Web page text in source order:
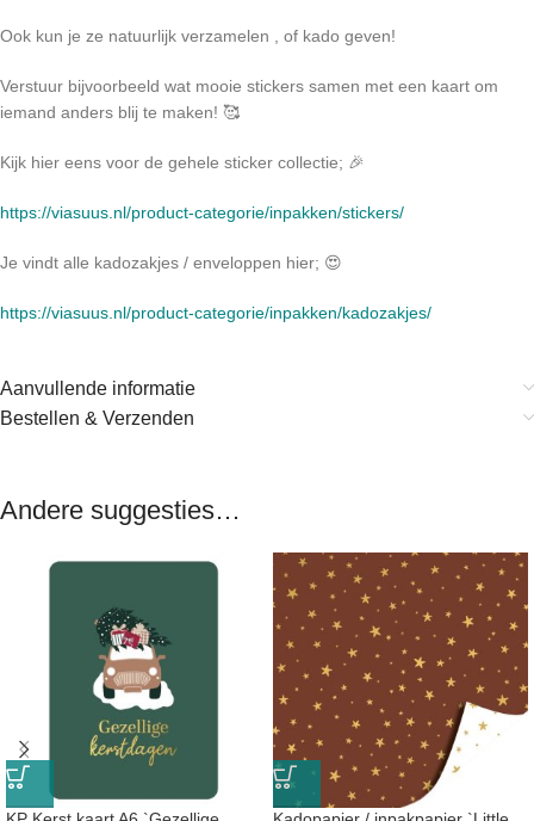
Ook kun je ze natuurlijk verzamelen , of kado geven!
Verstuur bijvoorbeeld wat mooie stickers samen met een kaart om
iemand anders blij te maken! 🥰
Kijk hier eens voor de gehele sticker collectie; 🎉
https://viasuus.nl/product-categorie/inpakken/stickers/
Je vindt alle kadozakjes / enveloppen hier; 😍
https://viasuus.nl/product-categorie/inpakken/kadozakjes/
Aanvullende informatie
Bestellen & Verzenden
Andere suggesties…